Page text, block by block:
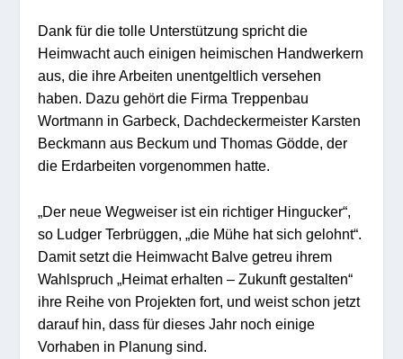
Dank für die tolle Unterstützung spricht die
Heimwacht auch einigen heimischen Handwerkern
aus, die ihre Arbeiten unentgeltlich versehen
haben. Dazu gehört die Firma Treppenbau
Wortmann in Garbeck, Dachdeckermeister Karsten
Beckmann aus Beckum und Thomas Gödde, der
die Erdarbeiten vorgenommen hatte.
„Der neue Wegweiser ist ein richtiger Hingucker“,
so Ludger Terbrüggen, „die Mühe hat sich gelohnt“.
Damit setzt die Heimwacht Balve getreu ihrem
Wahlspruch „Heimat erhalten – Zukunft gestalten“
ihre Reihe von Projekten fort, und weist schon jetzt
darauf hin, dass für dieses Jahr noch einige
Vorhaben in Planung sind.